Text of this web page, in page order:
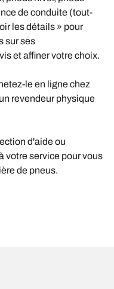
de conduite (tout-
les détails » pour
sur ses
et affiner votre choix.
le en ligne chez
revendeur physique
d'aide ou
votre service pour vous
de pneus.